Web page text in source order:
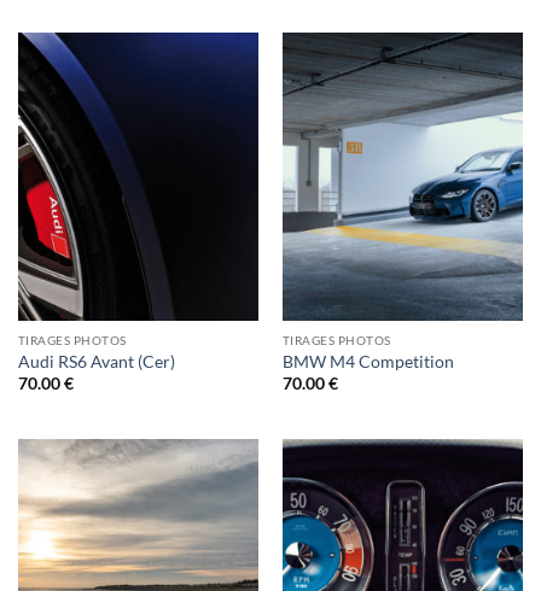
TIRAGES PHOTOS
Audi RS6 Avant (Cer)
70.00€
TIRAGES PHOTOS
BMW M4 Competition
70.00€